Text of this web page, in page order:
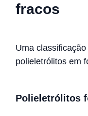
fracos
Uma
polieletrólitos em
Polieletrólitos